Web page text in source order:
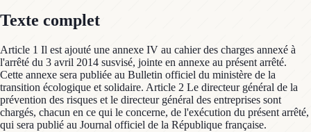
Texte complet
Article 1 Il est ajouté une annexe IV au cahier des charges annexé à
l'arrêté du 3 avril 2014 susvisé, jointe en annexe au présent arrêté.
Cette annexe sera publiée au Bulletin officiel du ministère de la
transition écologique et solidaire. Article 2 Le directeur général de la
prévention des risques et le directeur général des entreprises sont
chargés, chacun en ce qui le concerne, de l'exécution du présent arrêté,
qui sera publié au Journal officiel de la République française.